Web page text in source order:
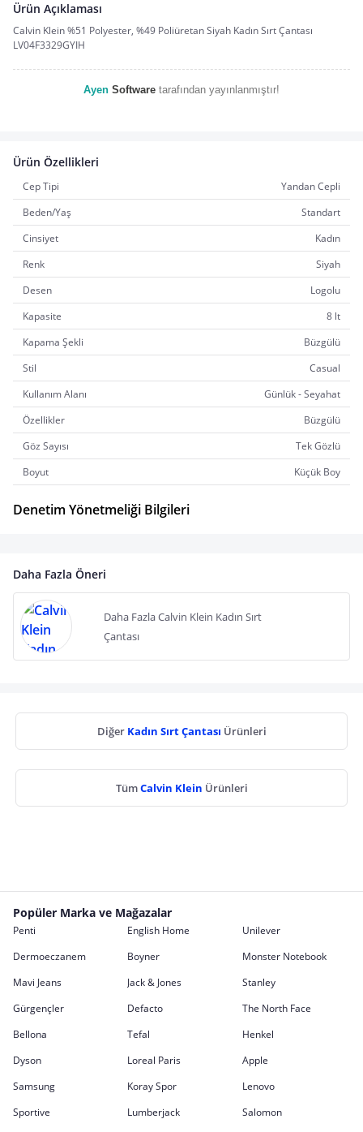
Ürün Açıklaması
Calvin Klein %51 Polyester, %49 Poliüretan Siyah Kadın Sırt Çantası
LV04F3329GYIH
Ayen Software tarafından yayınlanmıştır!
Ürün Özellikleri
Cep Tipi
Yandan Cepli
Beden/Yaş
Standart
Cinsiyet
Kadın
Renk
Siyah
Desen
Logolu
Kapasite
8 lt
Kapama Şekli
Büzgülü
Stil
Casual
Kullanım Alanı
Günlük - Seyahat
Özellikler
Büzgülü
Göz Sayısı
Tek Gözlü
Boyut
Küçük Boy
Denetim Yönetmeliği Bilgileri
Daha Fazla Öneri
Daha Fazla Calvin Klein Kadın Sırt
Çantası
Diğer Kadın Sırt Çantası Ürünleri
TümCalvin Klein Ürünleri
Popüler Marka ve Mağazalar
Penti English Home
Unilever
Dermoeczanem
Boyner
Monster Notebook
Mavi Jeans
Jack & Jones
Stanley
Gürgençler
Defacto
The North Face
Bellona
Tefal
Henkel
Dyson
Loreal Paris
Apple
Samsung
Koray Spor
Lenovo
Sportive
Lumberjack
Salomon